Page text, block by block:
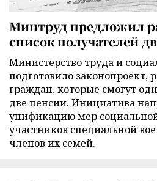
Минтруд предложил
список получателей
Министерство труда и
подготовило
граждан, которые смогут
две пенсии. Инициатива
унификацию мер
участников специальной
членов их семей.